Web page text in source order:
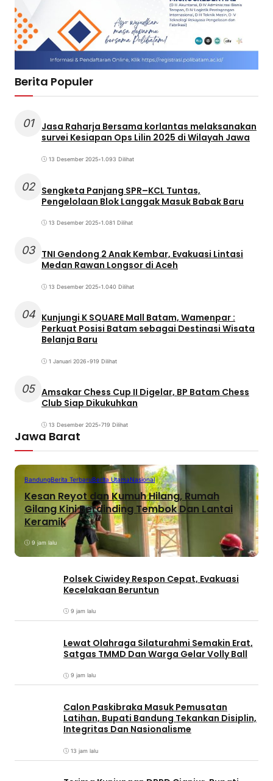
Berita Populer
01
Jasa Raharja Bersama korlantas melaksanakan
survei Kesiapan Ops Lilin 2025 di Wilayah Jawa
13 Desember 2025•1.093 Dilihat
02 Sengketa Panjang SPR–KCL Tuntas,
Pengelolaan Blok Langgak Masuk Babak Baru
13 Desember 2025•1.081 Dilihat
03 TNI Gendong 2 Anak Kembar, Evakuasi Lintasi
Medan Rawan Longsor di Aceh
13 Desember 2025•1.040 Dilihat
04 Kunjungi K SQUARE Mall Batam, Wamenpar :
Perkuat Posisi Batam sebagai Destinasi Wisata
Belanja Baru
1 Januari 2026•919 Dilihat
05 Amsakar Chess Cup II Digelar, BP Batam Chess
Club Siap Dikukuhkan
13 Desember 2025•719 Dilihat
Jawa Barat
BandungBerita TerbaruBerita UtamaNasional
Kesan Reyot dan Kumuh Hilang, Rumah
Gilang Kini Berdinding Tembok Dan Lantai
Keramik
9 jam lalu
Polsek Ciwidey Respon Cepat, Evakuasi
Kecelakaan Beruntun
9 jam lalu
Lewat Olahraga Silaturahmi Semakin Erat,
Satgas TMMD Dan Warga Gelar Volly Ball
9 jam lalu
Calon Paskibraka Masuk Pemusatan
Latihan, Bupati Bandung Tekankan Disiplin,
Integritas Dan Nasionalisme
13 jam lalu